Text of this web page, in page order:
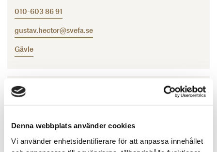
Denna webbplats använder cookies
Vi använder enhetsidentifierare för att anpassa innehållet
010-603 86 91
gustav.hector@svefa.se
Gävle